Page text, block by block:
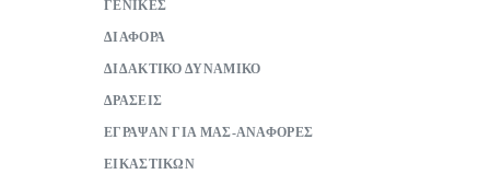
ΓΕΝΙΚΕΣ
ΔΙΑΦΟΡΑ
ΔΙΔΑΚΤΙΚΟ ΔΥΝΑΜΙΚΟ
ΔΡΑΣΕΙΣ
ΕΓΡΑΨΑΝ ΓΙΑ ΜΑΣ-ΑΝΑΦΟΡΕΣ
ΕΙΚΑΣΤΙΚΩΝ